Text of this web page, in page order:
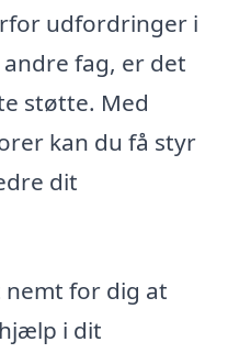
udfordringer i
fag, er det
støtte. Med
kan du få styr
dit
for dig at
i dit